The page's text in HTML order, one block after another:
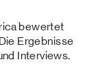
bewertet
Ergebnisse
Interviews.